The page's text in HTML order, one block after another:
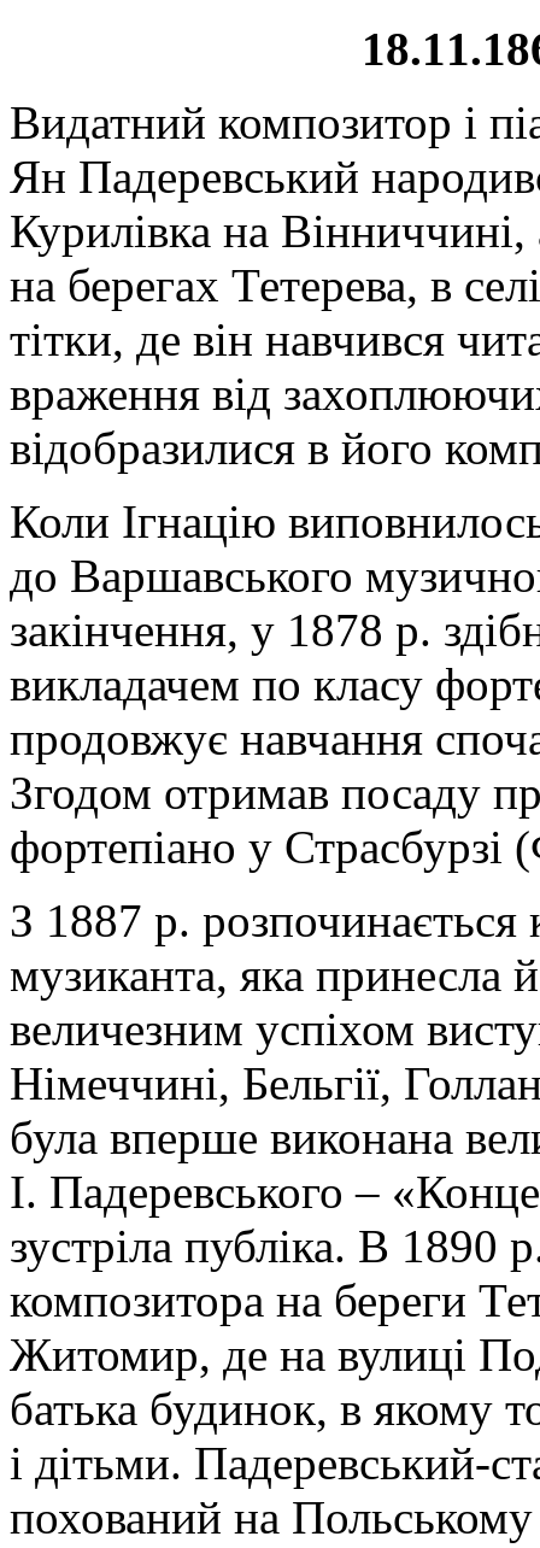
Видатний композитор і
Ян Падеревський
Курилівка на
на берегах Тетерева, в
тітки, де він навчився
враження від
відобразилися в його
Коли Ігнацію
до Варшавського
закінчення, у 1878 р.
викладачем по класу
продовжує навчання
Згодом отримав посаду
фортепіано у Страсбурзі
З 1887 р. розпочинається
музиканта, яка принесла
величезним успіхом
Німеччині, Бельгії,
була вперше виконана
І. Падеревського –
зустріла публіка. В 1890
композитора на береги
Житомир, де на вулиці
батька будинок, в якому
і дітьми. Падеревський-
похований на